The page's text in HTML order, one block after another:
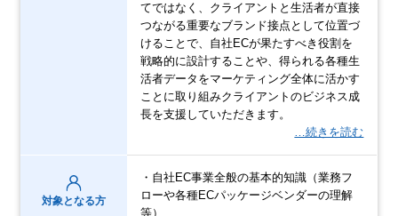
てではなく、クライアントと生活者が直接
つながる重要なブランド接点として位置づ
けることで、自社ECが果たすべき役割を
戦略的に設計することや、得られる各種生
活者データをマーケティング全体に活かす
ことに取り組みクライアントのビジネス成
長を支援していただきます。
…続きを読む
対象となる方
・自社EC事業全般の基本的知識（業務フ
ローや各種ECパッケージベンダーの理解
等）